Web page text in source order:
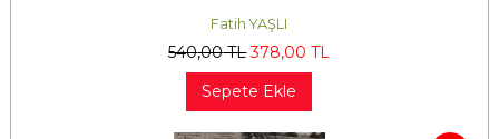
Fatih YAŞLI
540,00TL 378,00 TL
Sepete Ekle